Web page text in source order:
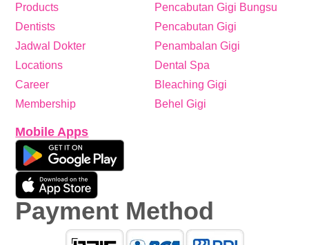
Pencabutan Gigi Bungsu
Pencabutan Gigi
Penambalan Gigi
Dental Spa
Bleaching Gigi
Behel Gigi
Products
Dentists
Jadwal Dokter
Locations
Career
Membership
Mobile Apps
Payment Method